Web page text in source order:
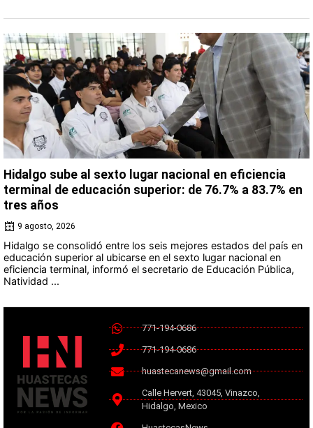
Hidalgo sube al sexto lugar nacional en eficiencia
terminal de educación superior: de 76.7% a 83.7% en
tres años
9 agosto, 2026
Hidalgo se consolidó entre los seis mejores estados del país en
educación superior al ubicarse en el sexto lugar nacional en
eficiencia terminal, informó el secretario de Educación Pública,
Natividad ...
771-194-0686
771-194-0686
huastecanews@gmail.com
Calle Hervert, 43045, Vinazco,
Hidalgo, Mexico